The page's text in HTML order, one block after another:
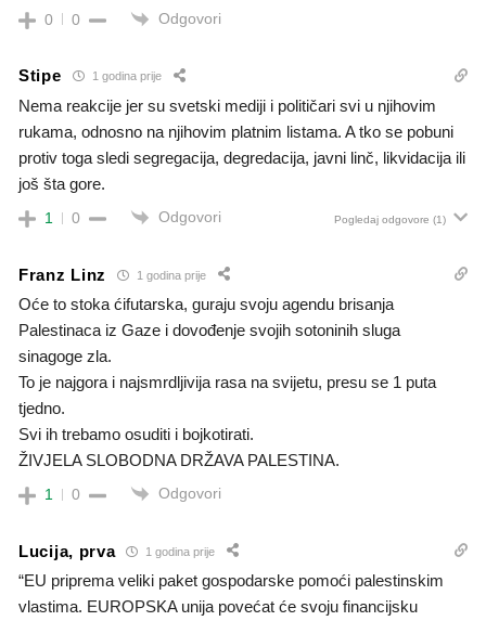
0 0 Odgovori
Stipe 1 godina prije
Nema reakcije jer su svetski mediji i političari svi u njihovim
rukama, odnosno na njihovim platnim listama. A tko se pobuni
protiv toga sledi segregacija, degredacija, javni linč, likvidacija ili
još šta gore.
1 0 Odgovori Pogledaj odgovore (1)
Franz Linz 1 godina prije
Oće to stoka ćifutarska, guraju svoju agendu brisanja
Palestinaca iz Gaze i dovođenje svojih sotoninih sluga
sinagoge zla.
To je najgora i najsmrdljivija rasa na svijetu, presu se 1 puta
tjedno.
Svi ih trebamo osuditi i bojkotirati.
ŽIVJELA SLOBODNA DRŽAVA PALESTINA.
1 0 Odgovori
Lucija, prva 1 godina prije
“EU priprema veliki paket gospodarske pomoći palestinskim
vlastima. EUROPSKA unija povećat će svoju financijsku